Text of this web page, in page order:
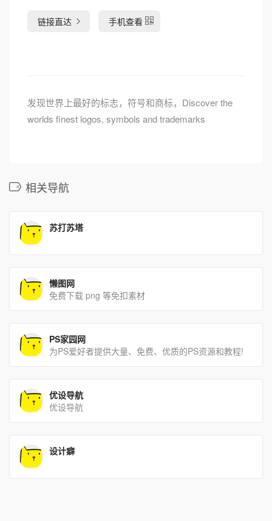
链接直达 手机查看
发现世界上最好的标志，符号和商标，Discover the
worlds finest logos, symbols and trademarks
相关导航
苏打苏塔
懒图网
免费下载 png 等免扣素材
PS家园网
为PS爱好者提供大量、免费、优质的PS资源和教程!
优设导航
优设导航
设计癖